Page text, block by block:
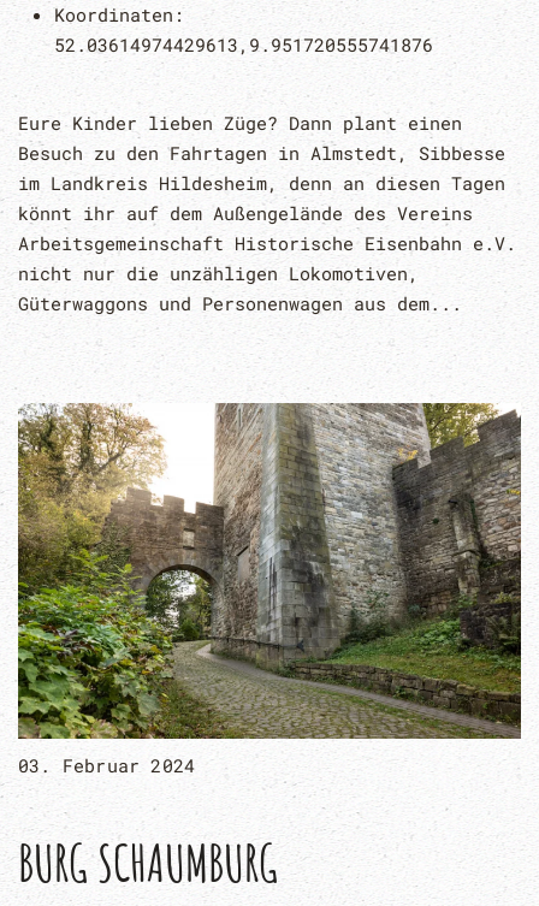
Koordinaten:
52.03614974429613,9.951720555741876
Eure Kinder lieben Züge? Dann plant einen
Besuch zu den Fahrtagen in Almstedt, Sibbesse
im Landkreis Hildesheim, denn an diesen Tagen
könnt ihr auf dem Außengelände des Vereins
Arbeitsgemeinschaft Historische Eisenbahn e.V.
nicht nur die unzähligen Lokomotiven,
Güterwaggons und Personenwagen aus dem...
03. Februar 2024
BURG SCHAUMBURG